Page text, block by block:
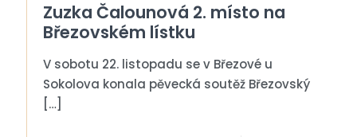
Zuzka Čalounová 2. místo na
Březovském lístku
V sobotu 22. listopadu se v Březové u
Sokolova konala pěvecká soutěž Březovský
[…]